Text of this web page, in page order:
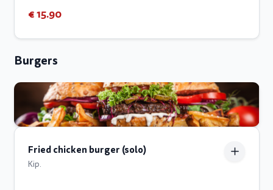
€ 15.90
Burgers
Fried chicken burger (solo)
Kip.